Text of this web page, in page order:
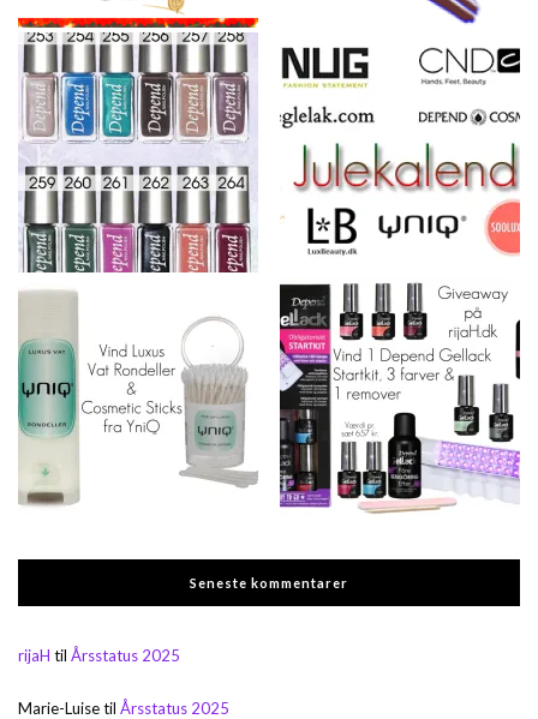
Seneste kommentarer
rijaH til Årsstatus 2025
Marie-Luisetil Årsstatus 2025